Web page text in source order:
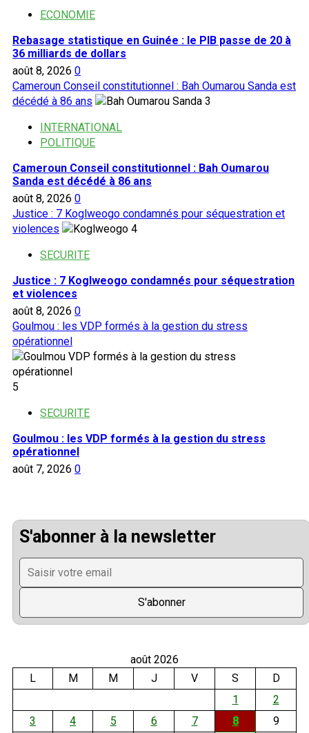
ECONOMIE
Rebasage statistique en Guinée : le PIB passe de 20 à
36 milliards de dollars
août 8, 2026 0
Cameroun Conseil constitutionnel : Bah Oumarou Sanda est
décédé à 86 ans
3
INTERNATIONAL
POLITIQUE
Cameroun Conseil constitutionnel : Bah Oumarou
Sanda est décédé à 86 ans
août 8, 2026 0
Justice : 7 Koglweogo condamnés pour séquestration et
violences
4
SECURITE
Justice : 7 Koglweogo condamnés pour séquestration
et violences
août 8, 2026 0
Goulmou : les VDP formés à la gestion du stress
opérationnel
5
SECURITE
Goulmou : les VDP formés à la gestion du stress
opérationnel
août 7, 2026 0
S'abonner à la newsletter
août 2026
L
M M J V S
D
1
2
3
4 5 6 7 8
9